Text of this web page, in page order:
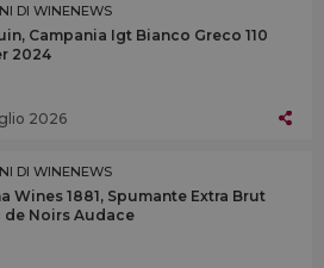
DI WINENEWS
Campania Igt Bianco Greco 110
2024
2026
DI WINENEWS
Wines 1881, Spumante Extra Brut
de Noirs Audace